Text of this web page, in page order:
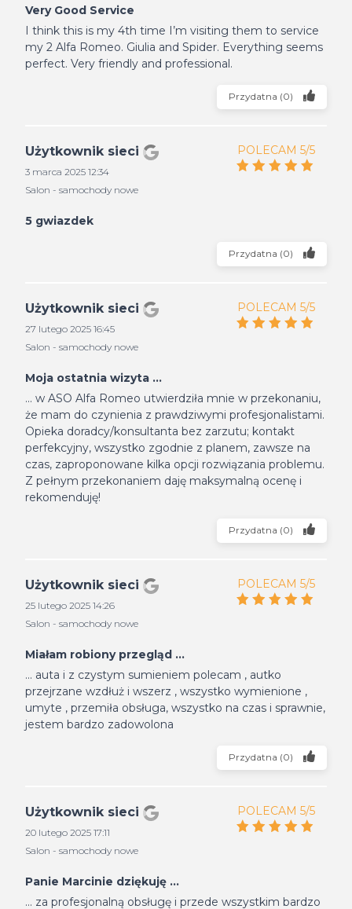
Very Good Service
I think this is my 4th time I’m visiting them to service
my 2 Alfa Romeo. Giulia and Spider. Everything seems
perfect. Very friendly and professional.
Przydatna (0)
Użytkownik sieci
3 marca 2025 12:34
Salon - samochody nowe
POLECAM 5/5
5 gwiazdek
Przydatna (0)
Użytkownik sieci
27 lutego 2025 16:45
Salon - samochody nowe
POLECAM 5/5
Moja ostatnia wizyta ...
... w ASO Alfa Romeo utwierdziła mnie w przekonaniu,
że mam do czynienia z prawdziwymi profesjonalistami.
Opieka doradcy/konsultanta bez zarzutu; kontakt
perfekcyjny, wszystko zgodnie z planem, zawsze na
czas, zaproponowane kilka opcji rozwiązania problemu.
Z pełnym przekonaniem daję maksymalną ocenę i
rekomenduję!
Przydatna (0)
Użytkownik sieci
25 lutego 2025 14:26
Salon - samochody nowe
POLECAM 5/5
Miałam robiony przegląd ...
... auta i z czystym sumieniem polecam , autko
przejrzane wzdłuż i wszerz , wszystko wymienione ,
umyte , przemiła obsługa, wszystko na czas i sprawnie,
jestem bardzo zadowolona
Przydatna (0)
Użytkownik sieci
20 lutego 2025 17:11
Salon - samochody nowe
POLECAM 5/5
Panie Marcinie dziękuję ...
... za profesjonalną obsługę i przede wszystkim bardzo